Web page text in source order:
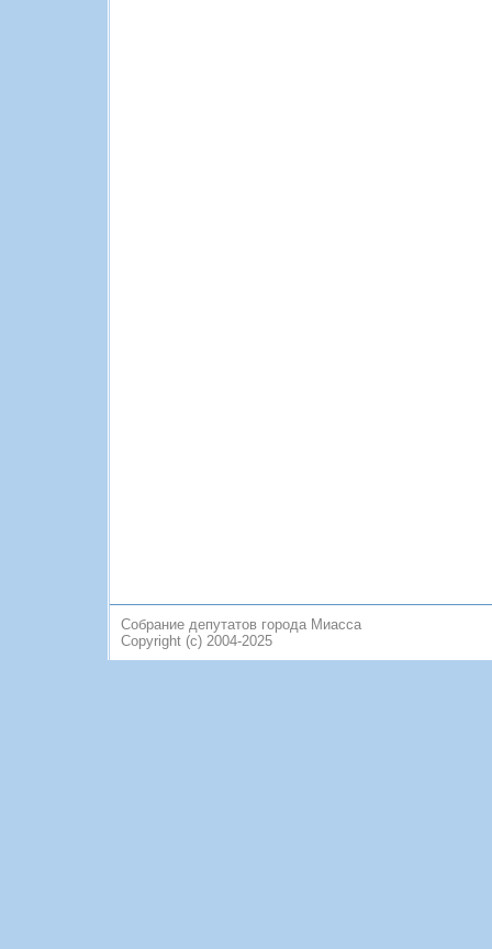
Собрание депутатов города Миасса
Copyright (c) 2004-2025